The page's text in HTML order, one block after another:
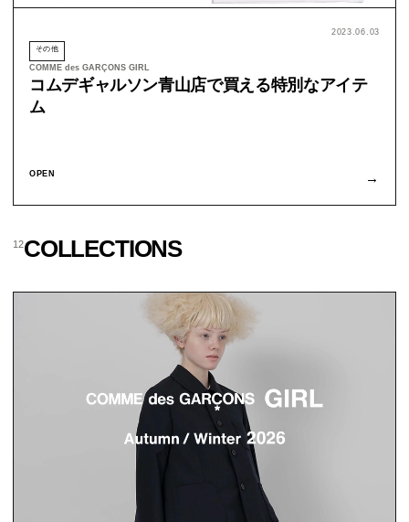
2023.06.03
その他
COMME des GARÇONS GIRL
コムデギャルソン青山店で買える特別なアイテ
ム
OPEN →
12COLLECTIONS